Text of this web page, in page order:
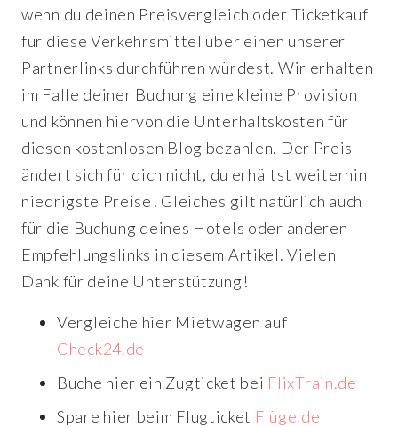
wenn du deinen Preisvergleich oder Ticketkauf
für diese Verkehrsmittel über einen unserer
Partnerlinks durchführen würdest. Wir erhalten
im Falle deiner Buchung eine kleine Provision
und können hiervon die Unterhaltskosten für
diesen kostenlosen Blog bezahlen. Der Preis
ändert sich für dich nicht, du erhältst weiterhin
niedrigste Preise! Gleiches gilt natürlich auch
für die Buchung deines Hotels oder anderen
Empfehlungslinks in diesem Artikel. Vielen
Dank für deine Unterstützung!
Vergleiche hier Mietwagen auf
Check24.de
Buche hier ein Zugticket bei FlixTrain.de
Spare hier beim Flugticket Flüge.de